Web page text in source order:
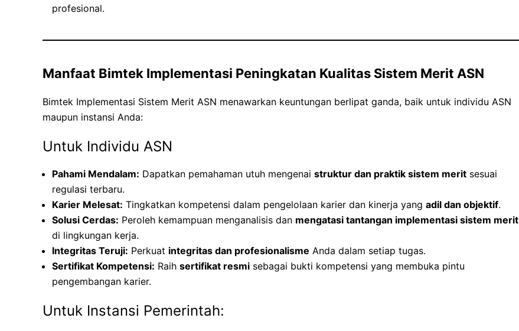
profesional.
Manfaat Bimtek Implementasi Peningkatan Kualitas Sistem Merit ASN
Bimtek Implementasi Sistem Merit ASN menawarkan keuntungan berlipat ganda, baik untuk individu ASN
maupun instansi Anda:
Untuk Individu ASN
Pahami Mendalam: Dapatkan pemahaman utuh mengenai struktur dan praktik sistem merit sesuai
regulasi terbaru.
Karier Melesat: Tingkatkan kompetensi dalam pengelolaan karier dan kinerja yang adil dan objektif.
Solusi Cerdas: Peroleh kemampuan menganalisis dan mengatasi tantangan implementasi sistem merit
di lingkungan kerja.
Integritas Teruji: Perkuat integritas dan profesionalisme Anda dalam setiap tugas.
Sertifikat Kompetensi: Raih sertifikat resmi sebagai bukti kompetensi yang membuka pintu
pengembangan karier.
Untuk Instansi Pemerintah: